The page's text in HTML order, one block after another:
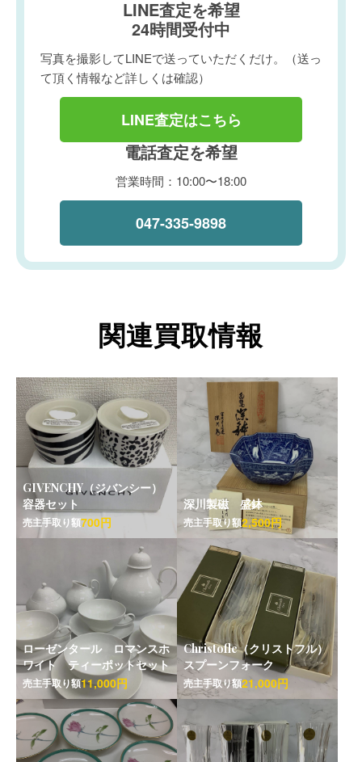
LINE査定を希望
24時間受付中
写真を撮影してLINEで送っていただくだけ。（送っ
て頂く情報など詳しくは確認）
LINE査定はこちら
電話査定を希望
営業時間：10:00〜18:00
047-335-9898
関連買取情報
GIVENCHY（ジバンシー）
容器セット
売主手取り額700円
深川製磁 盛鉢
売主手取り額2,500円
ローゼンタール ロマンスホ
ワイト ティーポットセット
売主手取り額11,000円
Christofle（クリストフル）
スプーンフォーク
売主手取り額21,000円